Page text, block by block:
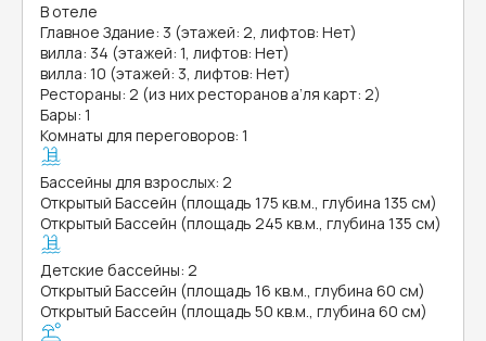
В отеле
Главное Здание: 3 (этажей: 2, лифтов: Нет)
вилла: 34 (этажей: 1, лифтов: Нет)
вилла: 10 (этажей: 3, лифтов: Нет)
Рестораны: 2 (из них ресторанов а’ля карт: 2)
Бары: 1
Комнаты для переговоров: 1
Бассейны для взрослых: 2
Открытый Бассейн (площадь 175 кв.м., глубина 135 см)
Открытый Бассейн (площадь 245 кв.м., глубина 135 см)
Детские бассейны: 2
Открытый Бассейн (площадь 16 кв.м., глубина 60 см)
Открытый Бассейн (площадь 50 кв.м., глубина 60 см)